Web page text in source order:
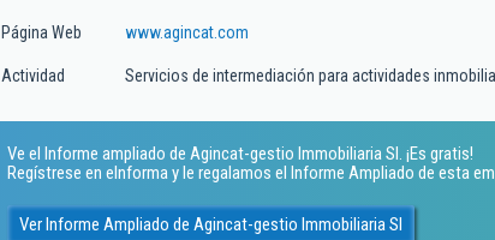
Página Web www.agincat.com
Actividad Servicios de intermediación para actividades
Ve el Informe ampliado de Agincat-gestio Immobiliaria Sl. ¡Es gratis!
Regístrese en eInforma y le regalamos el Informe Ampliado de esta
Ver Informe Ampliado de Agincat-gestio Immobiliaria Sl